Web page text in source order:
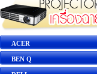
ACER
BEN Q